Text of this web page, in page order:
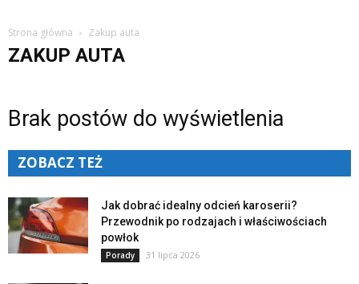
Strona główna Zakup auta
ZAKUP AUTA
Brak postów do wyświetlenia
ZOBACZ TEŻ
Jak dobrać idealny odcień karoserii?
Przewodnik po rodzajach i właściwościach
powłok
Porady 31 lipca 2026